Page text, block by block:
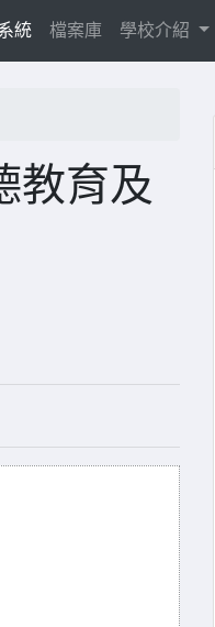
統 檔案庫 學校介紹
教育及